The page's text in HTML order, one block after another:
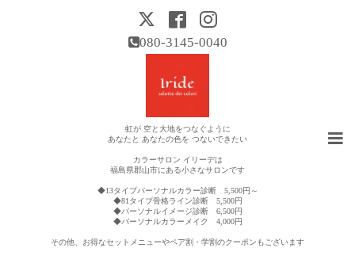
080-3145-0040
虹が 空と大地をつなぐように
あなたと あなたの色を つないできたい
カラーサロン イリーデは
福島県郡山市にある小さなサロンです
◆13タイプパーソナルカラー診断 5,500円～
◆81タイプ骨格ライン診断 5,500円
◆パーソナルイメージ診断 6,500円
◆パーソナルカラーメイク 4,000円
その他、お得なセットメニューやペア割・学割のクーポンもございます